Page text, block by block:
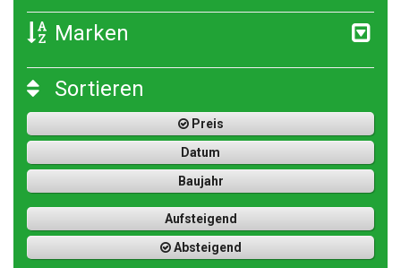
Marken
Sortieren
Preis
Datum
Baujahr
Aufsteigend
Absteigend